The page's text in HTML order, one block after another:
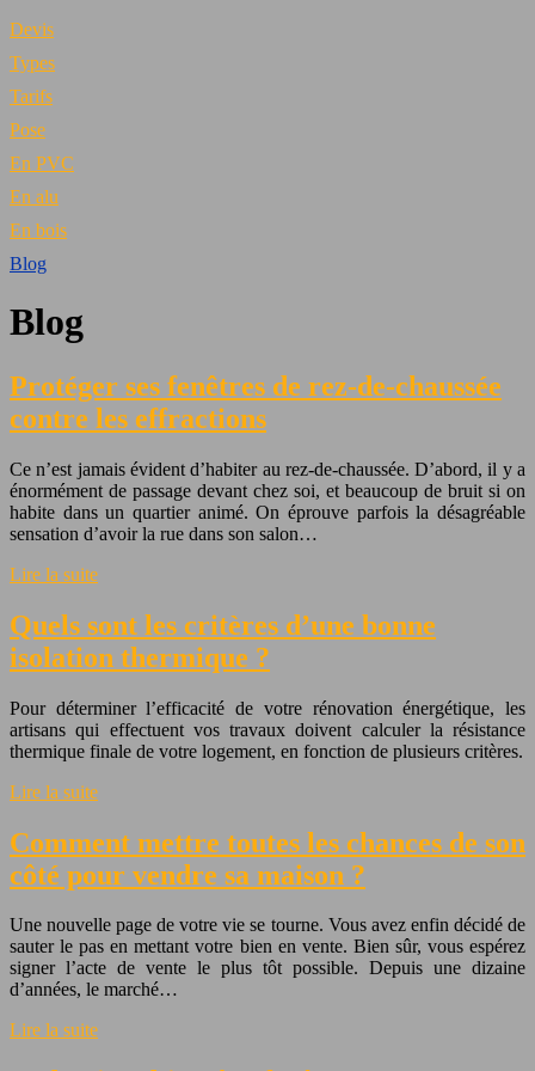
Devis
Types
Tarifs
Pose
En PVC
En alu
En bois
Blog
Blog
Protéger ses fenêtres de rez-de-chaussée
contre les effractions
Ce n’est jamais évident d’habiter au rez-de-chaussée. D’abord, il y a
énormément de passage devant chez soi, et beaucoup de bruit si on
habite dans un quartier animé. On éprouve parfois la désagréable
sensation d’avoir la rue dans son salon…
Lire la suite
Quels sont les critères d’une bonne
isolation thermique ?
Pour déterminer l’efficacité de votre rénovation énergétique, les
artisans qui effectuent vos travaux doivent calculer la résistance
thermique finale de votre logement, en fonction de plusieurs critères.
Lire la suite
Comment mettre toutes les chances de son
côté pour vendre sa maison ?
Une nouvelle page de votre vie se tourne. Vous avez enfin décidé de
sauter le pas en mettant votre bien en vente. Bien sûr, vous espérez
signer l’acte de vente le plus tôt possible. Depuis une dizaine
d’années, le marché…
Lire la suite